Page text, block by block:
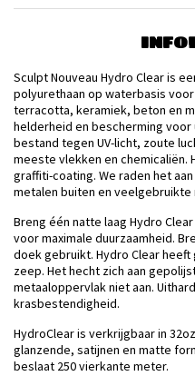
Sculpt Nouveau Hydro Clear is
polyurethaan op waterbasis
terracotta, keramiek, beton en
helderheid en bescherming voor
bestand tegen UV-licht, zoute
meeste vlekken en
graffiti-coating. We raden het
metalen buiten en
Breng één natte laag Hydro
voor maximale duurzaamheid.
doek gebruikt. Hydro Clear
zeep. Het hecht zich aan
metaaloppervlak niet aan.
krasbestendigheid.
HydroClear is verkrijgbaar in
glanzende, satijnen en matte
beslaat 250 vierkante meter.